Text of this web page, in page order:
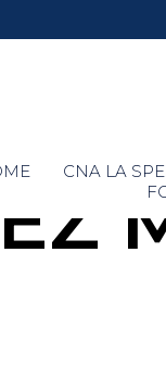
CNA LA